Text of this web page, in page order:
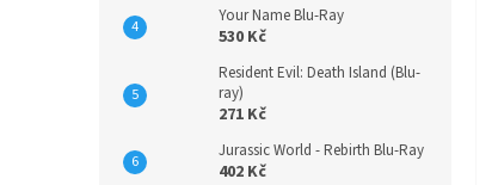
Your Name Blu-Ray
530 Kč
Resident Evil: Death Island (Blu-
ray)
271 Kč
Jurassic World - Rebirth Blu-Ray
402 Kč